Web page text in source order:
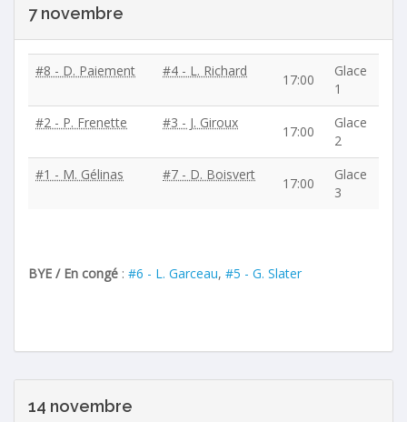
7 novembre
#8 - D. Paiement #4 - L. Richard
17:00
Glace
1
#2 - P. Frenette
#3 - J. Giroux
17:00
Glace
2
#1 - M. Gélinas
#7 - D. Boisvert
17:00
Glace
3
BYE / En congé : #6 - L. Garceau, #5 - G. Slater
14 novembre